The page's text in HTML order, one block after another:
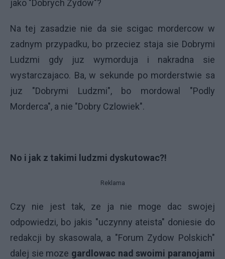
jako "Dobrych Zydow"?
Na tej zasadzie nie da sie scigac mordercow w
zadnym przypadku, bo przeciez staja sie Dobrymi
Ludzmi gdy juz wymorduja i nakradna sie
wystarczajaco. Ba, w sekunde po morderstwie sa
juz "Dobrymi Ludzmi", bo mordowal "Podly
Morderca", a nie "Dobry Czlowiek".
No i jak z takimi ludzmi dyskutowac?!
Reklama
Czy nie jest tak, ze ja nie moge dac swojej
odpowiedzi, bo jakis "uczynny ateista" doniesie do
redakcji by skasowala, a "Forum Zydow Polskich"
dalej sie moze gardlowac nad swoimi paranojami